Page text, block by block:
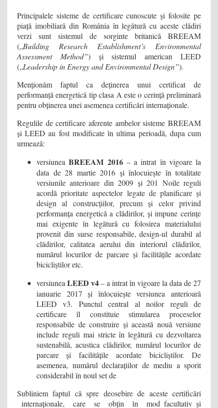
Principalele sisteme de certificare cunoscute și folosite pe
piață imobiliară din România în legătură cu aceste clădiri
verzi sunt sistemul de sorginte britanică BREEAM
(„Building Research Establishment’s Environmental
Assessment Method”) și sistemul american LEED
(„Leadership in Energy and Environmental Design”).
Menționăm faptul ca deținerea unui certificat de
performanță energetică tip clasa A este o cerință preliminară
pentru obținerea unei asemenea certificări internaționale.
Regulile de certificare aferente ambelor sisteme BREEAM
și LEED au fost modificate în ultima perioadă, dupa cum
urmează:
versiuneaBREEAM 2016 – a intrat în vigoare la
data de 28 martie 2016 și înlocuiește în totalitate
versiunile anterioare din 2009 și 201 Noile reguli
acordă prioritate aspectelor legate de planificare și
design al construcțiilor, precum și celor privind
performanța energetică a clădirilor, și impune cerințe
mai exigente în legătură cu folosirea materialului
provenit din surse responsabile, design-ul durabil al
clădirilor, calitatea aerului din interiorul clădirilor,
numărul locurilor de parcare și facilitățile acordate
bicicliștilor etc.
versiunea LEED v4– a intrat în vigoare la data de 27
ianuarie 2017 și înlocuiește versiunea anterioară
LEED v3. Punctul central al noilor reguli de
certificare îl constituie stimularea proceselor
responsabile de construire și această nouă versiune
include reguli mai stricte în legătură cu dezvoltarea
sustenabilă, acustica clădirilor, numărul locurilor de
parcare și facilitățile acordate bicicliștilor. De
asemenea, numărul declarațiilor de mediu a sporit
considerabil în noul set de
Subliniem faptul că spre deosebire de aceste certificări
internaționale, care se obțin în mod facultativ și